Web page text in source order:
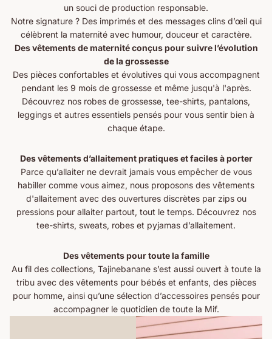
un souci de production responsable.
Notre signature ? Des imprimés et des messages clins d’œil qui
célèbrent la maternité avec humour, douceur et caractère.
Des vêtements de maternité conçus pour suivre l’évolution
de la grossesse
Des pièces confortables et évolutives qui vous accompagnent
pendant les 9 mois de grossesse et même jusqu'à l'après.
Découvrez nos robes de grossesse, tee-shirts, pantalons,
leggings et autres essentiels pensés pour vous sentir bien à
chaque étape.
Des vêtements d’allaitement pratiques et faciles à porter
Parce qu’allaiter ne devrait jamais vous empêcher de vous
habiller comme vous aimez, nous proposons des vêtements
d'allaitement avec des ouvertures discrètes par zips ou
pressions pour allaiter partout, tout le temps. Découvrez nos
tee-shirts, sweats, robes et pyjamas d’allaitement.
Des vêtements pour toute la famille
Au fil des collections, Tajinebanane s’est aussi ouvert à toute la
tribu avec des vêtements pour bébés et enfants, des pièces
pour homme, ainsi qu’une sélection d’accessoirespensés pour
accompagner le quotidien de toute la Mif.